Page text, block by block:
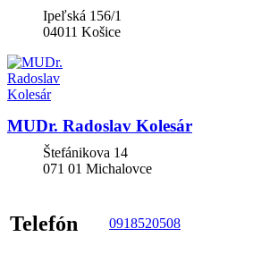
Ipeľská 156/1
04011 Košice
MUDr. Radoslav Kolesár
Štefánikova 14
071 01 Michalovce
Telefón 0918520508